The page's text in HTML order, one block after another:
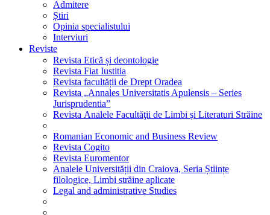
Admitere
Știri
Opinia specialistului
Interviuri
Reviste
Revista Etică și deontologie
Revista Fiat Iustitia
Revista facultății de Drept Oradea
Revista „Annales Universitatis Apulensis – Series
Jurisprudentia”
Revista Analele Facultăţii de Limbi și Literaturi Străine
Romanian Economic and Business Review
Revista Cogito
Revista Euromentor
Analele Universității din Craiova, Seria Științe
filologice, Limbi străine aplicate
Legal and administrative Studies